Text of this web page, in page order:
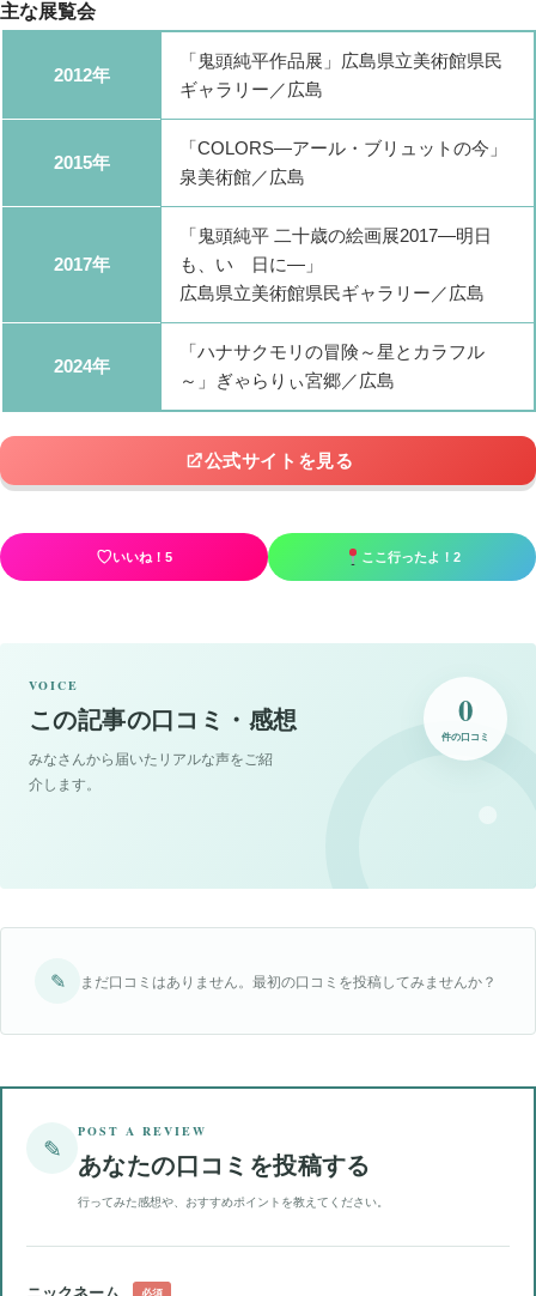
主な展覧会
2012年
「鬼頭純平作品展」広島県立美術館県民
ギャラリー／広島
2015年
「COLORS―アール・ブリュットの今」
泉美術館／広島
2017年
「鬼頭純平 二十歳の絵画展2017―明日
も、いゝ日に―」
広島県立美術館県民ギャラリー／広島
2024年
「ハナサクモリの冒険～星とカラフル
～」ぎゃらりぃ宮郷／広島
公式サイトを見る
♡いいね！ 5 ここ行ったよ！2
VOICE
この記事の口コミ・感想
みなさんから届いたリアルな声をご紹
介します。
0
件の口コミ
✎ まだ口コミはありません。最初の口コミを投稿してみませんか？
✎
POST A REVIEW
あなたの口コミを投稿する
行ってみた感想や、おすすめポイントを教えてください。
必須